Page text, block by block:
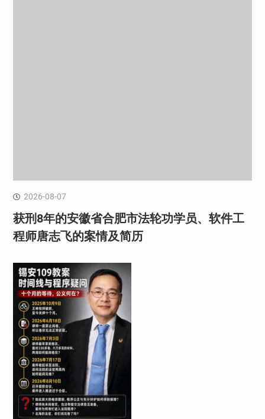
2026-08-07
获刑8年的安徽省合肥市法轮功学员、软件工
程师唐志飞的案情及简历